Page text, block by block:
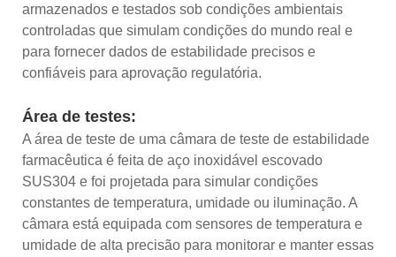
armazenados e testados sob condições ambientais
controladas que simulam condições do mundo real e
para fornecer dados de estabilidade precisos e
confiáveis ​​para aprovação regulatória.
Área de testes:
A área de teste de uma câmara de teste de estabilidade
farmacêutica é feita de aço inoxidável escovado
SUS304 e foi projetada para simular condições
constantes de temperatura, umidade ou iluminação. A
câmara está equipada com sensores de temperatura e
umidade de alta precisão para monitorar e manter essas